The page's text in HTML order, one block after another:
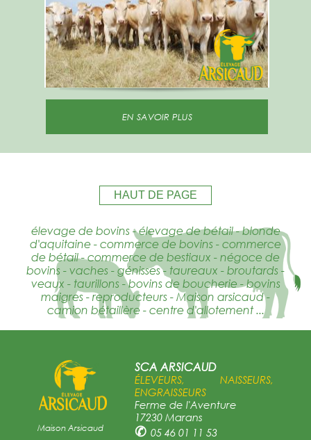
EN SAVOIR PLUS
HAUT DE PAGE
élevage de bovins - élevage de bétail - blonde
d'aquitaine - commerce de bovins - commerce
de bétail - commerce de bestiaux - négoce de
bovins - vaches - génisses - taureaux - broutards -
veaux - taurillons - bovins de boucherie - bovins
maigres - reproducteurs - Maison arsicaud -
camion bétaillère - centre d'allotement ...
Maison Arsicaud
SCA ARSICAUD
ÉLEVEURS, NAISSEURS,
ENGRAISSEURS
Ferme de l'Aventure
17230 Marans
✆ 05 46 01 11 53